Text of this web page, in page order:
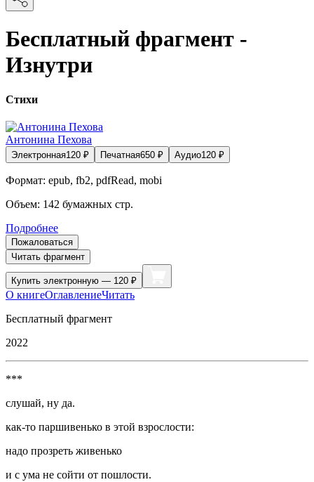
Бесплатный фрагмент -
Изнутри
Стихи
Антонина Пехова
Электронная120 ₽ Печатная650 ₽ Аудио120 ₽
Формат: epub, fb2, pdfRead, mobi
Объем: 142 бумажных стр.
Подробнее
Пожаловаться
Читать фрагмент
Купить электронную — 120 ₽
О книгеОглавлениеЧитать
Бесплатный фрагмент
2022
***
слушай, ну да.
как-то паршивенько в этой взрослости:
надо прозреть живенько
и с ума не сойти от пошлости.